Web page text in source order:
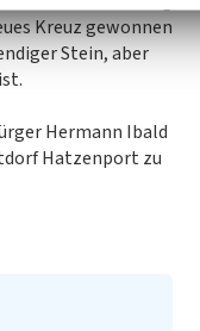
Kreuz gewonnen
Stein, aber
Hermann Ibald
Hatzenport zu